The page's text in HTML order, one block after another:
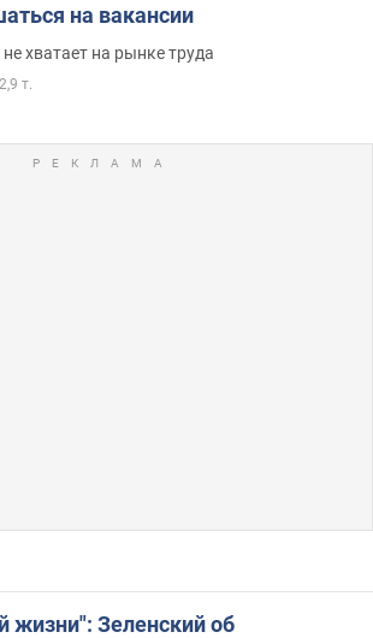
на вакансии
хватает на рынке труда
2,9 т.
жизни": Зеленский об